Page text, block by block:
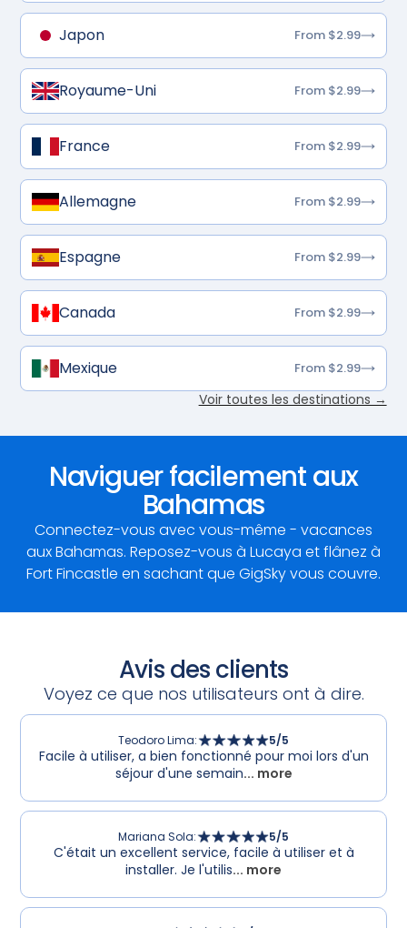
Japon From $2.99
Royaume-Uni From $2.99
France From $2.99
Allemagne From $2.99
Espagne From $2.99
Canada From $2.99
Mexique From $2.99
Voir toutes les destinations →
Naviguer facilement aux
Bahamas
Connectez-vous avec vous-même - vacances
aux Bahamas. Reposez-vous à Lucaya et flânez à
Fort Fincastle en sachant que GigSky vous couvre.
Avis des clients
Voyez ce que nos utilisateurs ont à dire.
Teodoro Lima: 5/5
Facile à utiliser, a bien fonctionné pour moi lors d'un
séjour d'une semain... more
Mariana Sola: 5/5
C'était un excellent service, facile à utiliser et à
installer. Je l'utilis... more